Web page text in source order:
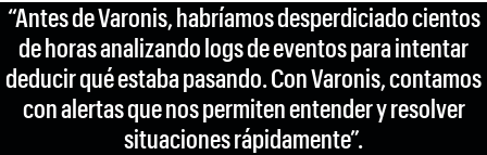
“Antes de Varonis, habríamos desperdiciado cientos
de horas analizando logs de eventos para intentar
deducir qué estaba pasando. Con Varonis, contamos
con alertas que nos permiten entender y resolver
situaciones rápidamente”.